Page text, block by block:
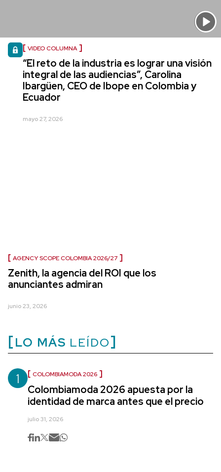
VIDEO COLUMNA
“El reto de la industria es lograr una visión
integral de las audiencias”, Carolina
Ibargüen, CEO de Ibope en Colombia y
Ecuador
mayo 27, 2026
AGENCY SCOPE COLOMBIA 2026/27
Zenith, la agencia del ROI que los
anunciantes admiran
junio 23, 2026
LO MÁS LEÍDO
1 COLOMBIAMODA 2026
Colombiamoda 2026 apuesta por la
identidad de marca antes que el precio
julio 31, 2026